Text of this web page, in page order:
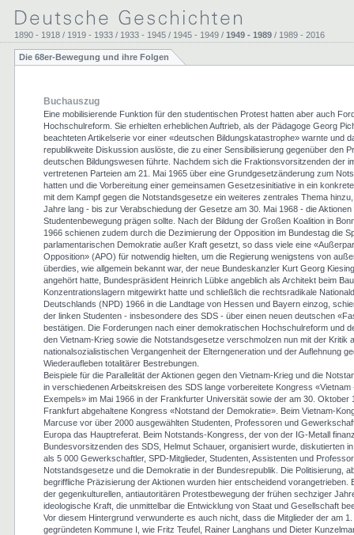
1890 - 1918 / 1919 - 1933 / 1933 - 1945 / 1945 - 1949 / 1949 - 1989 / 1989 - 2016
Die 68er-Bewegung und ihre Folgen
Buchauszug
Eine mobilisierende Funktion für den studentischen Protest hatten aber auch
Hochschulreform. Sie erhielten erheblichen Auftrieb, als der Pädagoge Georg
beachteten Artikelserie vor einer «deutschen Bildungskatastrophe» warnte und
republikweite Diskussion auslöste, die zu einer Sensibilisierung gegenüber den
deutschen Bildungswesen führte. Nachdem sich die Fraktionsvorsitzenden der
vertretenen Parteien am 21. Mai 1965 über eine Grundgesetzänderung zum
hatten und die Vorbereitung einer gemeinsamen Gesetzesinitiative in ein
mit dem Kampf gegen die Notstandsgesetze ein weiteres zentrales Thema
Jahre lang - bis zur Verabschiedung der Gesetze am 30. Mai 1968 - die Aktionen
Studentenbewegung prägen sollte. Nach der Bildung der Großen Koalition in
1966 schienen zudem durch die Dezimierung der Opposition im Bundestag die
parlamentarischen Demokratie außer Kraft gesetzt, so dass viele eine
Opposition» (APO) für notwendig hielten, um die Regierung wenigstens von
überdies, wie allgemein bekannt war, der neue Bundeskanzler Kurt Georg
angehört hatte, Bundespräsident Heinrich Lübke angeblich als Architekt beim
Konzentrationslagern mitgewirkt hatte und schließlich die rechtsradikale
Deutschlands (NPD) 1966 in die Landtage von Hessen und Bayern einzog,
der linken Studenten - insbesondere des SDS - über einen neuen deutschen
bestätigen. Die Forderungen nach einer demokratischen Hochschulreform und
den Vietnam-Krieg sowie die Notstandsgesetze verschmolzen nun mit der Kritik
nationalsozialistischen Vergangenheit der Elterngeneration und der Auflehnung
Wiederaufleben totalitärer Bestrebungen.
Beispiele für die Parallelität der Aktionen gegen den Vietnam-Krieg und die
in verschiedenen Arbeitskreisen des SDS lange vorbereitete Kongress «Vietnam
Exempels» im Mai 1966 in der Frankfurter Universität sowie der am 30. Oktober
Frankfurt abgehaltene Kongress «Notstand der Demokratie». Beim Vietnam-
Marcuse vor über 2000 ausgewählten Studenten, Professoren und
Europa das Hauptreferat. Beim Notstands-Kongress, der von der IG-Metall
Bundesvorsitzenden des SDS, Helmut Schauer, organisiert wurde, diskutierten
als 5 000 Gewerkschaftler, SPD-Mitglieder, Studenten, Assistenten und
Notstandsgesetze und die Demokratie in der Bundesrepublik. Die Politisierung,
begriffliche Präzisierung der Aktionen wurden hier entscheidend vorangetrieben.
der gegenkulturellen, antiautoritären Protestbewegung der frühen sechziger
ideologische Kraft, die unmittelbar die Entwicklung von Staat und Gesellschaft
Vor diesem Hintergrund verwunderte es auch nicht, dass die Mitglieder der am
gegründeten Kommune I, wie Fritz Teufel, Rainer Langhans und Dieter